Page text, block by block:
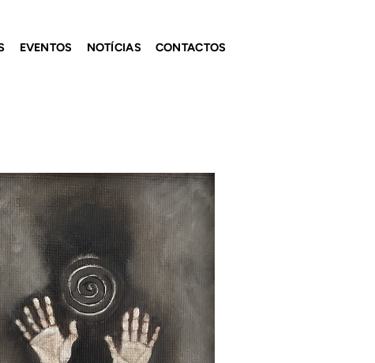
EVENTOS NOTÍCIAS CONTACTOS
Adicionar
ao